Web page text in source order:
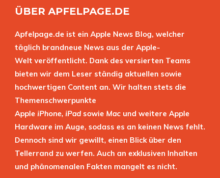
ÜBER APFELPAGE.DE
Apfelpage.de ist ein Apple News Blog, welcher
täglich brandneue News aus der Apple-
Welt veröffentlicht. Dank des versierten Teams
bieten wir dem Leser ständig aktuellen sowie
hochwertigen Content an. Wir halten stets die
Themenschwerpunkte
Apple iPhone, iPad sowie Mac und weitere Apple
Hardware im Auge, sodass es an keinen News fehlt.
Dennoch sind wir gewillt, einen Blick über den
Tellerrand zu werfen. Auch an exklusiven Inhalten
und phänomenalen Fakten mangelt es nicht.